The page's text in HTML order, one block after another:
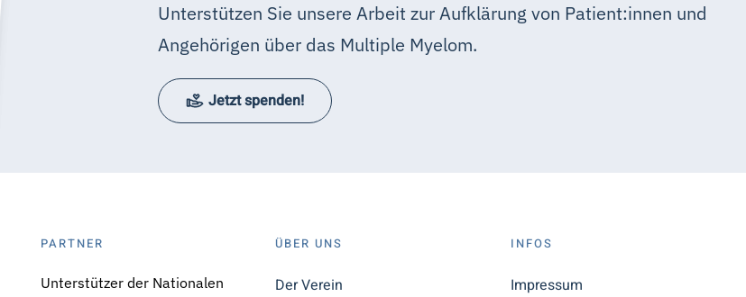
Unterstützen Sie unsere Arbeit zur Aufklärung von Patient:innen und
Angehörigen über das Multiple Myelom.
Jetzt spenden!
PARTNER
Unterstützer der Nationalen
ÜBER UNS
Der Verein
INFOS
Impressum